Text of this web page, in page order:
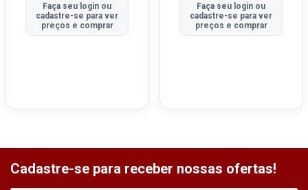
Faça seu login ou
cadastre-se para ver
preços e comprar
Faça seu login ou
cadastre-se para ver
preços e comprar
Cadastre-se para receber nossas ofertas!